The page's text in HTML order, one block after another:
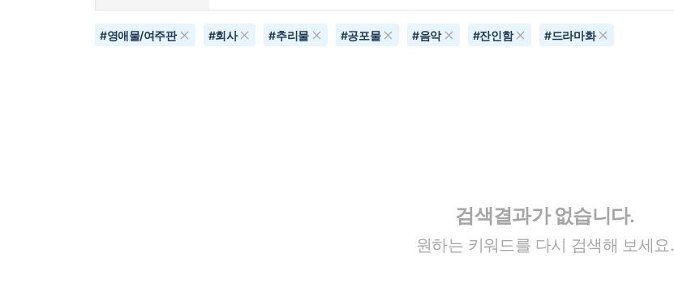
#영애물/여주판 #회사 #추리물 #공포물 #음악 #잔인함 #드라마화
검색결과가 없습니다.
원하는 키워드를 다시 검색해 보세요.